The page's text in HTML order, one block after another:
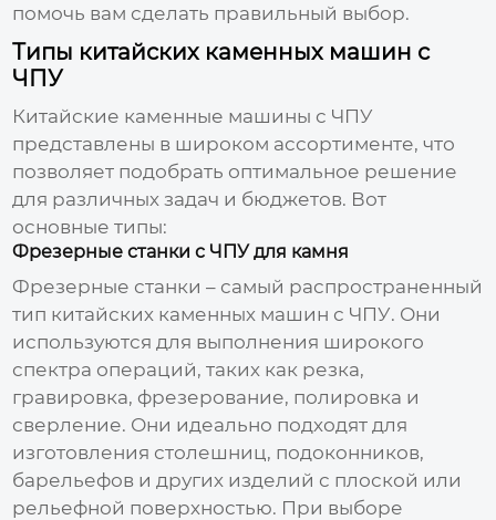
помочь вам сделать правильный выбор.
Типы китайских каменных машин с
ЧПУ
Китайские каменные машины с ЧПУ
представлены в широком ассортименте, что
позволяет подобрать оптимальное решение
для различных задач и бюджетов. Вот
основные типы:
Фрезерные станки с ЧПУ для камня
Фрезерные станки – самый распространенный
тип китайских каменных машин с ЧПУ. Они
используются для выполнения широкого
спектра операций, таких как резка,
гравировка, фрезерование, полировка и
сверление. Они идеально подходят для
изготовления столешниц, подоконников,
барельефов и других изделий с плоской или
рельефной поверхностью. При выборе